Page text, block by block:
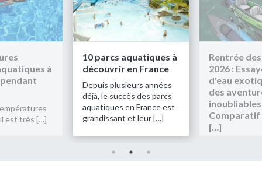
à
est très […]
10 parcs aquatiques à
découvrir en France
Depuis plusieurs années
déjà, le succès des parcs
aquatiques en France est
grandissant et leur […]
Rentrée
2026 :
d'eau
des
Comparatif
[…]